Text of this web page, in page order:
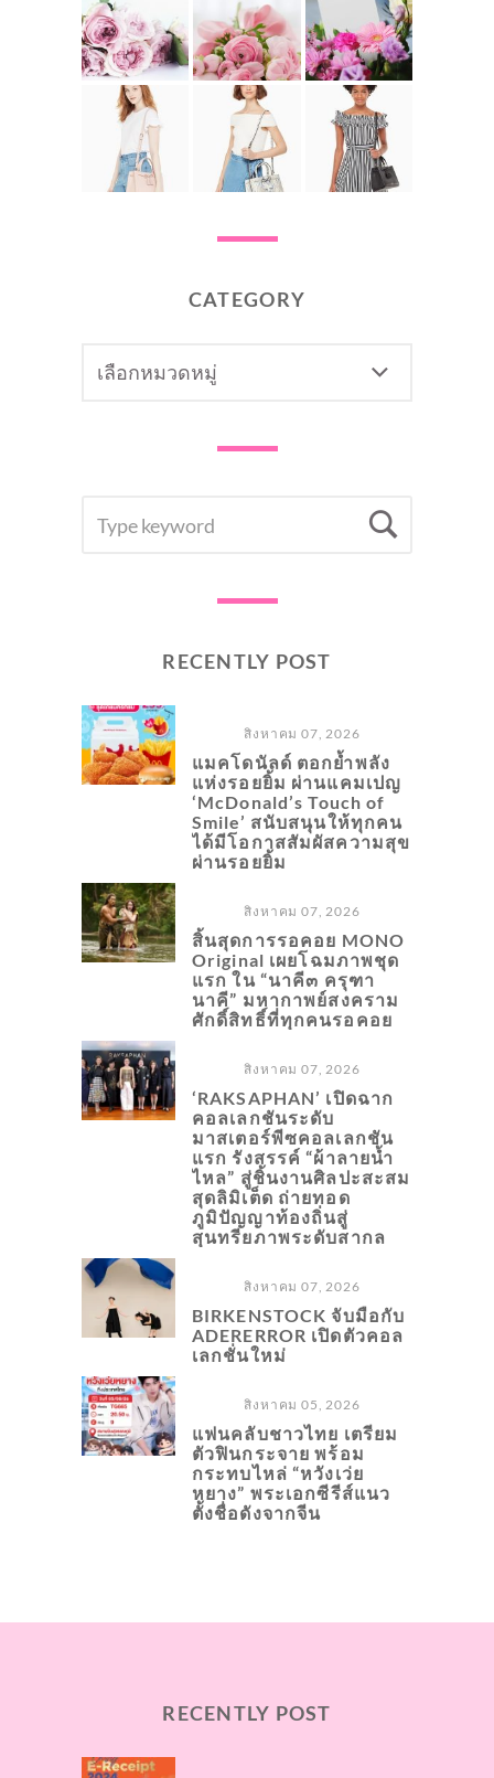
CATEGORY
FOR:
RECENTLY POST
สิงหาคม 07, 2026
แมคโดนัลด์ ตอกย้ำพลัง
แห่งรอยยิ้ม ผ่านแคมเปญ
‘McDonald’s Touch of
Smile’ สนับสนุนให้ทุกคน
ได้มีโอกาสสัมผัสความสุข
ผ่านรอยยิ้ม
สิงหาคม 07, 2026
สิ้นสุดการรอคอย MONO
Original เผยโฉมภาพชุด
แรก ใน “นาคี๓ ครุฑา
นาคี” มหากาพย์สงคราม
ศักดิ์สิทธิ์ที่ทุกคนรอคอย
สิงหาคม 07, 2026
‘RAKSAPHAN’ เปิดฉาก
คอลเลกชันระดับ
มาสเตอร์พีซคอลเลกชัน
แรก รังสรรค์ “ผ้าลายน้ำ
ไหล” สู่ชิ้นงานศิลปะสะสม
สุดลิมิเต็ด ถ่ายทอด
ภูมิปัญญาท้องถิ่นสู่
สุนทรียภาพระดับสากล
สิงหาคม 07, 2026
BIRKENSTOCK จับมือกับ
ADERERROR เปิดตัวคอล
เลกชั่นใหม่
สิงหาคม 05, 2026
แฟนคลับชาวไทย เตรียม
ตัวฟินกระจาย พร้อม
กระทบไหล่ “หวังเว่ย
หยาง” พระเอกซีรีส์แนว
ตั้งชื่อดังจากจีน
RECENTLY POST